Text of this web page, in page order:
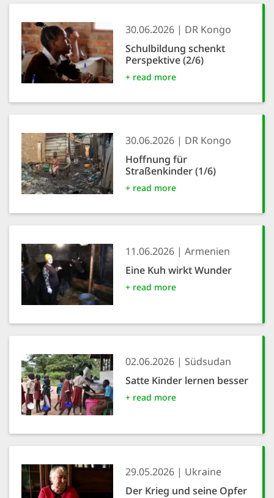
30.06.2026
DR Kongo
Schulbildung schenkt
Perspektive (2/6)
+ read more
30.06.2026
DR Kongo
Hoffnung für
Straßenkinder (1/6)
+ read more
11.06.2026
Armenien
Eine Kuh wirkt Wunder
+ read more
02.06.2026
Südsudan
Satte Kinder lernen besser
+ read more
29.05.2026
Ukraine
Der Krieg und seine Opfer